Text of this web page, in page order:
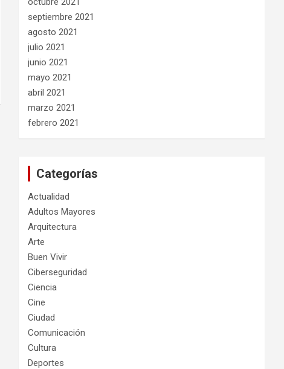
septiembre 2021
agosto 2021
julio 2021
junio 2021
mayo 2021
abril 2021
marzo 2021
febrero 2021
Categorías
Actualidad
Adultos Mayores
Arquitectura
Arte
Buen Vivir
Ciberseguridad
Ciencia
Cine
Ciudad
Comunicación
Cultura
Deportes